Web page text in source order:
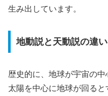
生み出しています。
地動説と天動説の違い
歴史的に、地球が宇宙の中
太陽を中心に地球が回る